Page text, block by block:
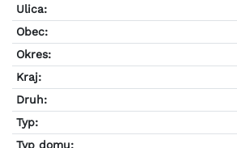
Ulica:
Obec:
Okres:
Kraj:
Druh:
Typ:
Typ domu: